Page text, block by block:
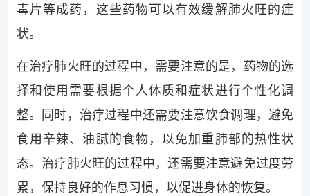
毒片等成药，这些药物可以有效缓解肺火旺的症
状。
在治疗肺火旺的过程中，需要注意的是，药物的选
择和使用需要根据个人体质和症状进行个性化调
整。同时，治疗过程中还需要注意饮食调理，避免
食用辛辣、油腻的食物，以免加重肺部的热性状
态。治疗肺火旺的过程中，还需要注意避免过度劳
累，保持良好的作息习惯，以促进身体的恢复。